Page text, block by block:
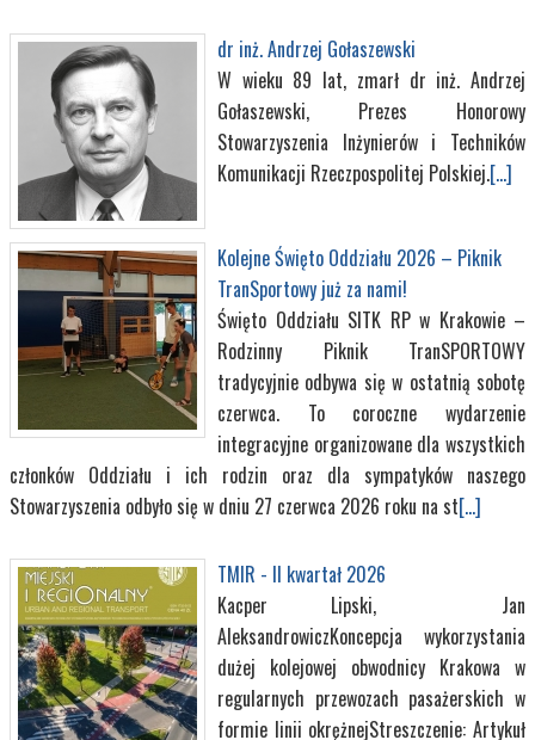
dr inż. Andrzej Gołaszewski
W wieku 89 lat, zmarł dr inż. Andrzej
Gołaszewski, Prezes Honorowy
Stowarzyszenia Inżynierów i Techników
Komunikacji Rzeczpospolitej Polskiej.[...]
Kolejne Święto Oddziału 2026 – Piknik
TranSportowy już za nami!
Święto Oddziału SITK RP w Krakowie –
Rodzinny Piknik TranSPORTOWY
tradycyjnie odbywa się w ostatnią sobotę
czerwca. To coroczne wydarzenie
integracyjne organizowane dla wszystkich
członków Oddziału i ich rodzin oraz dla sympatyków naszego
Stowarzyszenia odbyło się w dniu 27 czerwca 2026 roku na st[...]
TMIR - II kwartał 2026
Kacper Lipski, Jan
AleksandrowiczKoncepcja wykorzystania
dużej kolejowej obwodnicy Krakowa w
regularnych przewozach pasażerskich w
formie linii okrężnejStreszczenie: Artykuł